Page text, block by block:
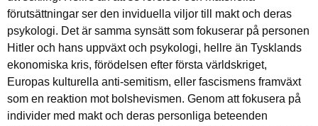
förutsättningar ser den inviduella viljor till makt och deras
psykologi. Det är samma synsätt som fokuserar på personen
Hitler och hans uppväxt och psykologi, hellre än Tysklands
ekonomiska kris, förödelsen efter första världskriget,
Europas kulturella anti-semitism, eller fascismens framväxt
som en reaktion mot bolshevismen. Genom att fokusera på
individer med makt och deras personliga beteenden